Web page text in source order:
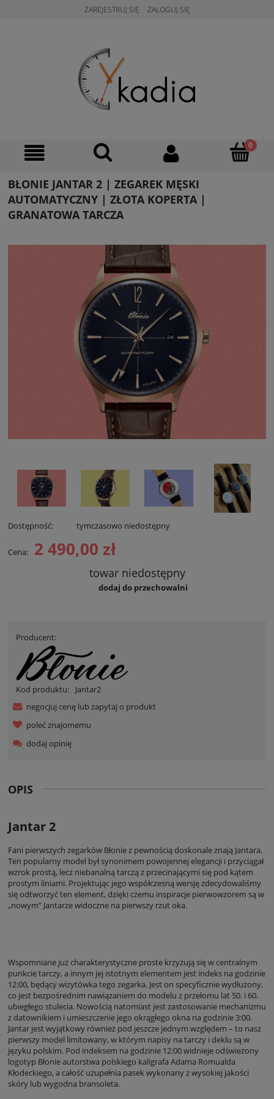
ZAREJESTRUJ SIĘ ZALOGUJ SIĘ
BŁONIE JANTAR 2 | ZEGAREK MĘSKI
AUTOMATYCZNY | ZŁOTA KOPERTA |
GRANATOWA TARCZA
Dostępność: tymczasowo niedostępny
Cena: 2 490,00 zł
towar niedostępny
dodaj do przechowalni
Producent:
Kod produktu:
Jantar2
negocjuj cenę lub zapytaj o produkt
poleć znajomemu
dodaj opinię
OPIS
Jantar 2
Fani pierwszych zegarków Błonie z pewnością doskonale znają Jantara.
Ten popularny model był synonimem powojennej elegancji i przyciągał
wzrok prostą, lecz niebanalną tarczą z przecinającymi się pod kątem
prostym liniami. Projektując jego współczesną wersję zdecydowaliśmy
się odtworzyć ten element, dzięki czemu inspiracje pierwowzorem są w
„nowym” Jantarze widoczne na pierwszy rzut oka.
Wspomniane już charakterystyczne proste krzyżują się w centralnym
punkcie tarczy, a innym jej istotnym elementem jest indeks na godzinie
12:00, będący wizytówka tego zegarka. Jest on specyficznie wydłużony,
co jest bezpośrednim nawiązaniem do modelu z przełomu lat 50. i 60.
ubiegłego stulecia. Nowością natomiast jest zastosowanie mechanizmu
z datownikiem i umieszczenie jego okrągłego okna na godzinie 3:00.
Jantar jest wyjątkowy również pod jeszcze jednym względem – to nasz
pierwszy model limitowany, w którym napisy na tarczy i deklu są w
języku polskim. Pod indeksem na godzinie 12:00 widnieje odświeżony
logotyp Błonie autorstwa polskiego kaligrafa Adama Romualda
Kłodeckiego, a całość uzupełnia pasek wykonany z wysokiej jakości
skóry lub wygodna bransoleta.